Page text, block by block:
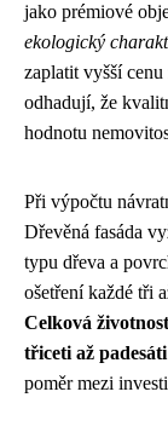
jako prémiové
ekologický
zaplatit vyšší
odhadují, že
hodnotu
Při výpočtu
Dřevěná fasáda
typu dřeva a
ošetření každé tři
Celková
třiceti až
poměr mezi